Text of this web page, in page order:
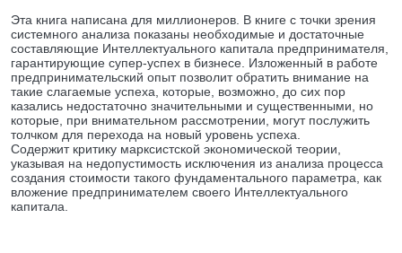
Эта книга написана для миллионеров. В книге с точки зрения
системного анализа показаны необходимые и достаточные
составляющие Интеллектуального капитала предпринимателя,
гарантирующие супер-успех в бизнесе. Изложенный в работе
предпринимательский опыт позволит обратить внимание на
такие слагаемые успеха, которые, возможно, до сих пор
казались недостаточно значительными и существенными, но
которые, при внимательном рассмотрении, могут послужить
толчком для перехода на новый уровень успеха.
Содержит критику марксистской экономической теории,
указывая на недопустимость исключения из анализа процесса
создания стоимости такого фундаментального параметра, как
вложение предпринимателем своего Интеллектуального
капитала.